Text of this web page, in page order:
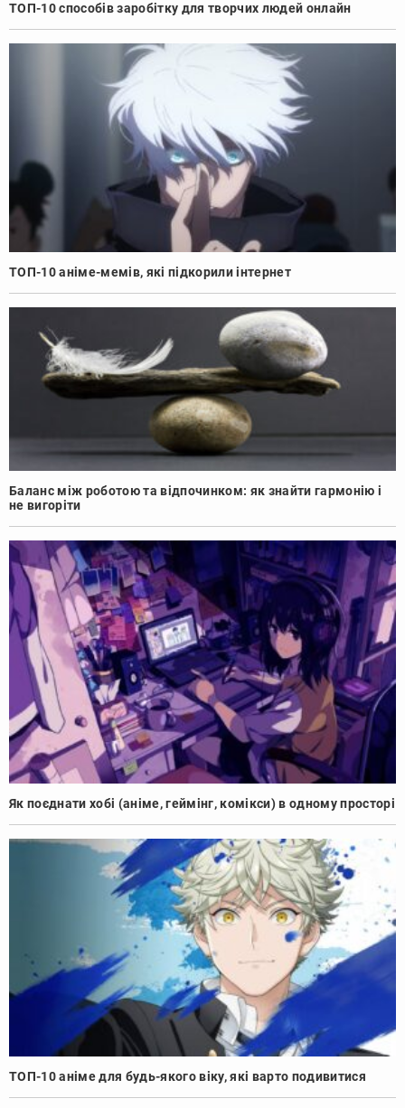
ТОП-10 способів заробітку для творчих людей онлайн
ТОП-10 аніме-мемів, які підкорили інтернет
Баланс між роботою та відпочинком: як знайти гармонію і
не вигоріти
Як поєднати хобі (аніме, геймінг, комікси) в одному просторі
ТОП-10 аніме для будь-якого віку, які варто подивитися